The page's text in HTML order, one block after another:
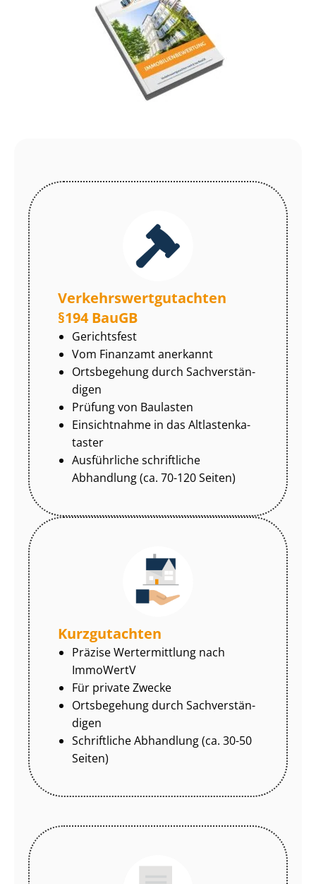
Ver­kehrs­wert­gut­ach­ten
§194 BauGB
Gerichtsfest
Vom Finanzamt anerkannt
Ortsbegehung durch Sach­ver­stän­
di­gen
Prüfung von Baulasten
Einsichtnahme in das Alt­las­ten­ka­
tas­ter
Ausführliche schriftliche
Abhandlung (ca. 70-120 Seiten)
Kurzgutachten
Präzise Wertermittlung nach
ImmoWertV
Für private Zwecke
Ortsbegehung durch Sach­ver­stän­
di­gen
Schriftliche Abhandlung (ca. 30-50
Seiten)